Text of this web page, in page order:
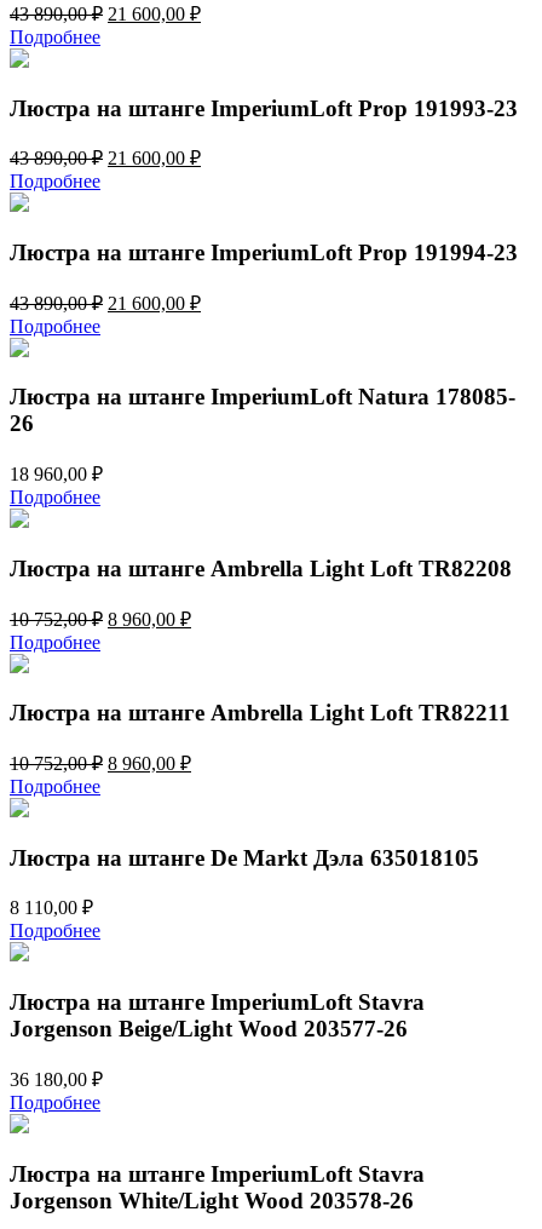
43 890,00₽ Первоначальная
21 600,00 ₽Текущая
Подробнее
Люстра на штанге ImperiumLoft Prop 191993-23
43 890,00₽ Первоначальная
21 600,00 ₽Текущая
Подробнее
Люстра на штанге ImperiumLoft Prop 191994-23
43 890,00₽ Первоначальная
890,00 ₽.
21 600,00 ₽Текущая
Подробнее
Люстра на штанге ImperiumLoft Natura 178085-
26
18 960,00 ₽
Подробнее
Люстра на штанге Ambrella Light Loft TR82208
10 752,00₽ Первоначальная
752,00 ₽.
8 960,00 ₽Текущая
Подробнее
Люстра на штанге Ambrella Light Loft TR82211
10 752,00₽ Первоначальная
8 960,00 ₽Текущая
Подробнее
Люстра на штанге De Markt Дэла 635018105
8 110,00 ₽
Подробнее
Люстра на штанге ImperiumLoft Stavra
Jorgenson Beige/Light Wood 203577-26
36 180,00 ₽
Подробнее
Люстра на штанге ImperiumLoft Stavra
Jorgenson White/Light Wood 203578-26